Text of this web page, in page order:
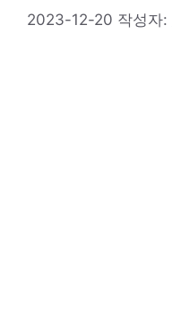
2023-12-20 작성자: